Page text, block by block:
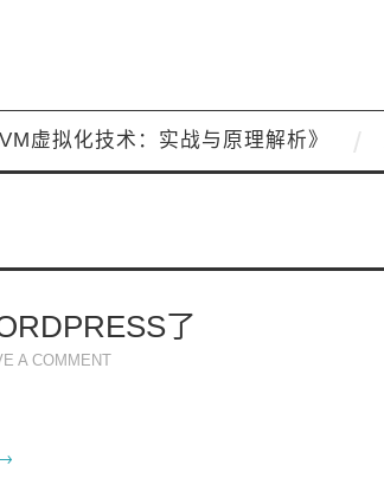
虚拟化技术：实战与原理解析》
了
A COMMENT